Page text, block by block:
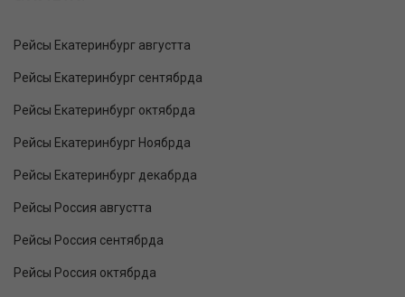
Рейсы Екатеринбург августта
Рейсы Екатеринбург сентябрда
Рейсы Екатеринбург октябрда
Рейсы Екатеринбург Ноябрда
Рейсы Екатеринбург декабрда
Рейсы Россия августта
Рейсы Россия сентябрда
Рейсы Россия октябрда